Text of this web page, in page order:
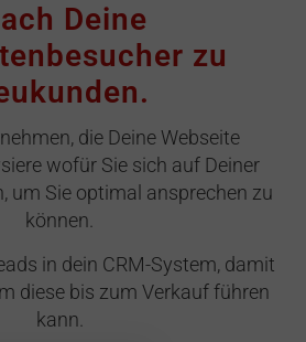
Deine
zu
die Deine Webseite
wofür Sie sich auf Deiner
um Sie optimal ansprechen zu
können.
in dein CRM-System, damit
diese bis zum Verkauf führen
kann.